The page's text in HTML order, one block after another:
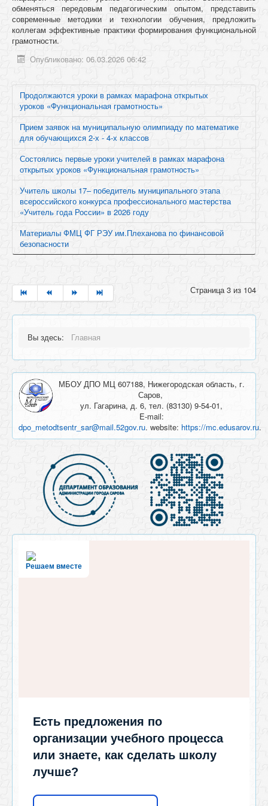
обменяться передовым педагогическим опытом, представить
современные методики и технологии обучения, предложить
коллегам эффективные практики формирования функциональной
грамотности.
Опубликовано: 06.03.2026 06:42
Продолжаются уроки в рамках марафона открытых
уроков «Функциональная грамотность»
Прием заявок на муниципальную олимпиаду по математике
для обучающихся 2-х - 4-х классов
Состоялись первые уроки учителей в рамках марафона
открытых уроков «Функциональная грамотность»
Учитель школы 17– победитель муниципального этапа
всероссийского конкурса профессионального мастерства
«Учитель года России» в 2026 году
Материалы ФМЦ ФГ РЭУ им.Плеханова по финансовой
безопасности
Страница 3 из 104
Вы здесь: Главная
МБОУ ДПО МЦ 607188, Нижегородская область, г.
Саров,
ул. Гагарина, д. 6, тел. (83130) 9-54-01,
E-mail:
dpo_metodtsentr_sar@mail.52gov.ru. website: https://mc.edusarov.ru.
Решаем вместе
Есть предложения по
организации учебного процесса
или знаете, как сделать школу
лучше?